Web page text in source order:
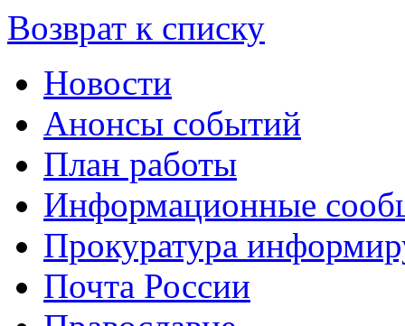
Возврат к списку
Новости
Анонсы событий
План работы
Информационные
Прокуратура
Почта России